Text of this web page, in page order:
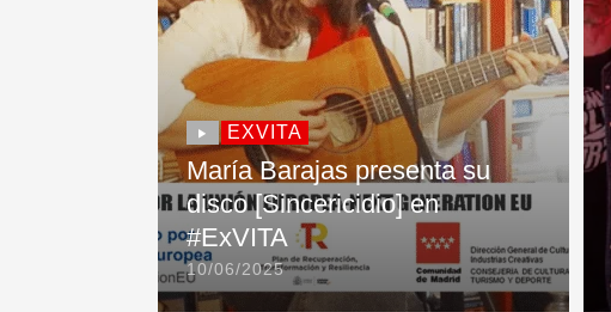
EXVITA
María Barajas presenta su
disco [Sincericidio] en
#ExVITA
10/06/2025